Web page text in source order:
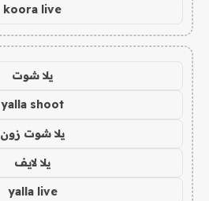
koora live
يلا شوت
yalla shoot
يلا شوت زون
يلا لايف
yalla live